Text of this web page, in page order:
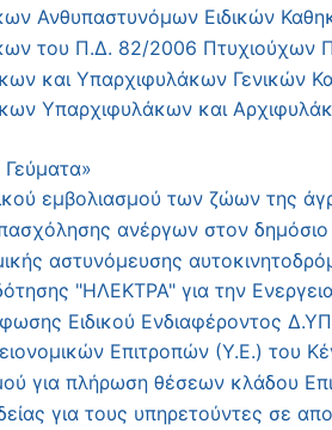
Ανθυπαστυνόμων Ειδικών
του Π.Δ. 82/2006 Πτυχιούχων
και Υπαρχιφυλάκων Γενικών
Υπαρχιφυλάκων και
εμβολιασμού των ζώων της
ανέργων στον δημόσιο
αστυνόμευσης
"ΗΛΕΚΤΡΑ" για την
Ειδικού Ενδιαφέροντος
Επιτροπών (Υ.Ε.) του
για πλήρωση θέσεων κλάδου
για τους υπηρετούντες σε